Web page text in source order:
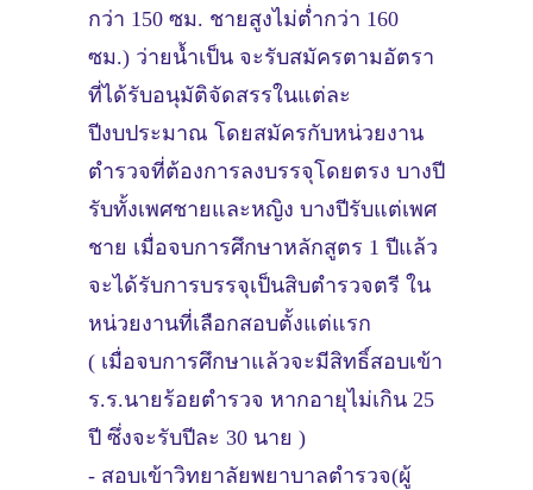
กว่า 150 ซม. ชายสูงไม่ต่ำกว่า 160
ซม.) ว่ายน้ำเป็น จะรับสมัครตามอัตรา
ที่ได้รับอนุมัติจัดสรรในแต่ละ
ปีงบประมาณ โดยสมัครกับหน่วยงาน
ตำรวจที่ต้องการลงบรรจุโดยตรง บางปี
รับทั้งเพศชายและหญิง บางปีรับแต่เพศ
ชาย เมื่อจบการศึกษาหลักสูตร 1 ปีแล้ว
จะได้รับการบรรจุเป็นสิบตำรวจตรี ใน
หน่วยงานที่เลือกสอบตั้งแต่แรก
( เมื่อจบการศึกษาแล้วจะมีสิทธิ์สอบเข้า
ร.ร.นายร้อยตำรวจ หากอายุไม่เกิน 25
ปี ซึ่งจะรับปีละ 30 นาย )
- สอบเข้าวิทยาลัยพยาบาลตำรวจ(ผู้